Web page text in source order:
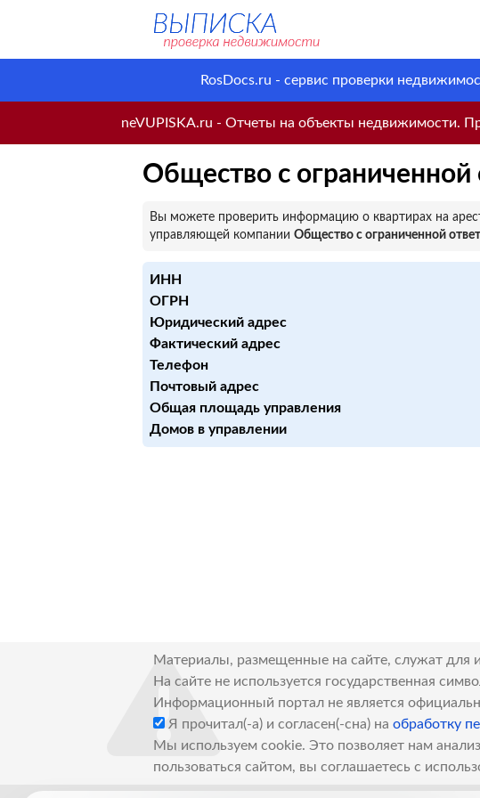
RosDocs.ru - сервис проверки
neVUPISKA.ru - Отчеты на объекты недвижимости.
Общество с
Вы можете проверить информацию о квартирах на
управляющей компании Общество с ограниченной
ИНН
ОГРН
Юридический адрес
Фактический адрес
Телефон
Почтовый адрес
Общая площадь управления
Домов в управлении
Материалы, размещенные на сайте, служат для
На сайте не используется государственная
Информационный портал не является
Я прочитал(-а) и согласен(-сна) на обработку
Мы используем cookie. Это позволяет нам
пользоваться сайтом, вы соглашаетесь с